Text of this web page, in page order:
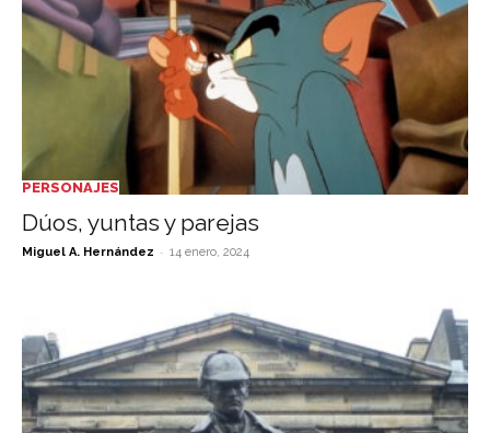
PERSONAJES
Dúos, yuntas y parejas
Miguel A. Hernández - 14 enero, 2024